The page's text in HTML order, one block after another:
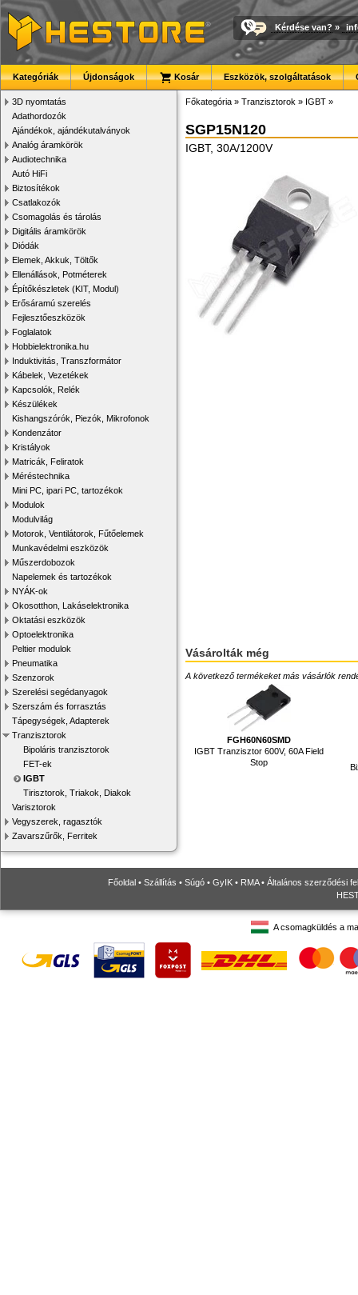
Kérdése van? »
Kategóriák Újdonságok Kosár Eszközök, szolgáltatások
3D nyomtatás
Adathordozók
Ajándékok, ajándékutalványok
Analóg áramkörök
Audiotechnika
Autó HiFi
Biztosítékok
Csatlakozók
Csomagolás és tárolás
Digitális áramkörök
Diódák
Elemek, Akkuk, Töltők
Ellenállások, Potméterek
Építőkészletek (KIT, Modul)
Erősáramú szerelés
Fejlesztőeszközök
Foglalatok
Hobbielektronika.hu
Induktivitás, Transzformátor
Kábelek, Vezetékek
Kapcsolók, Relék
Készülékek
Kishangszórók, Piezók, Mikrofonok
Kondenzátor
Kristályok
Matricák, Feliratok
Méréstechnika
Mini PC, ipari PC, tartozékok
Modulok
Modulvilág
Motorok, Ventilátorok, Fűtőelemek
Munkavédelmi eszközök
Műszerdobozok
Napelemek és tartozékok
NYÁK-ok
Okosotthon, Lakáselektronika
Oktatási eszközök
Optoelektronika
Peltier modulok
Pneumatika
Szenzorok
Szerelési segédanyagok
Szerszám és forrasztás
Tápegységek, Adapterek
Tranzisztorok
Bipoláris tranzisztorok
FET-ek
IGBT
Tirisztorok, Triakok, Diakok
Varisztorok
Vegyszerek, ragasztók
Zavarszűrők, Ferritek
Főkategória » Tranzisztorok » IGBT »
SGP15N120
IGBT, 30A/1200V
Vásárolták még
A következő termékeket más vásárlók
FGH60N60SMD
IGBT Tranzisztor 600V, 60A Field
Stop
Főoldal • Szállítás • Súgó • GyIK • RMA• Általános szerződési
A csomagküldés a